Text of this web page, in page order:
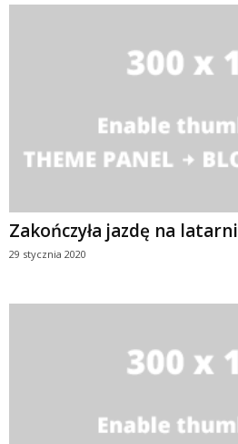
Zakończyła jazdę na latarni
29 stycznia 2020